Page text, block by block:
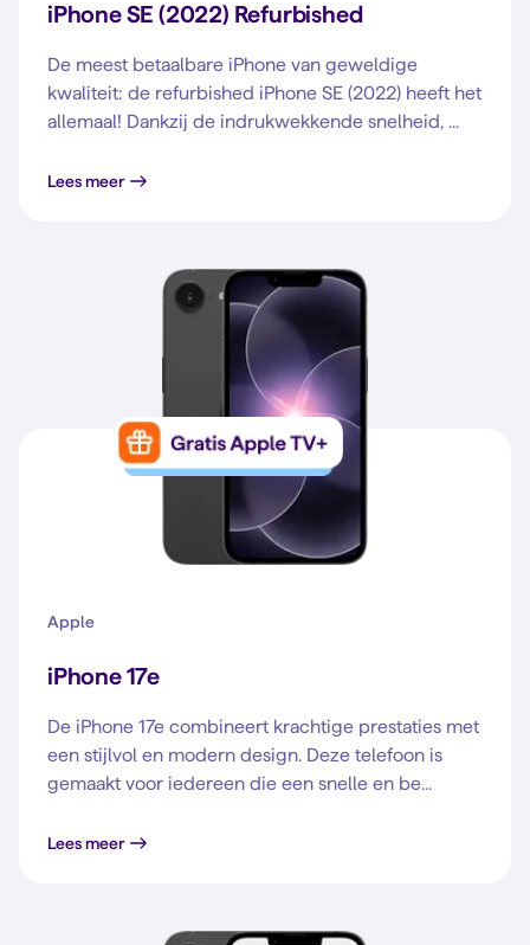
iPhone SE (2022) Refurbished
De meest betaalbare iPhone van geweldige
kwaliteit: de refurbished iPhone SE (2022) heeft het
allemaal! Dankzij de indrukwekkende snelheid, ...
Lees meer
Apple
iPhone 17e
De iPhone 17e combineert krachtige prestaties met
een stijlvol en modern design. Deze telefoon is
gemaakt voor iedereen die een snelle en be...
Lees meer